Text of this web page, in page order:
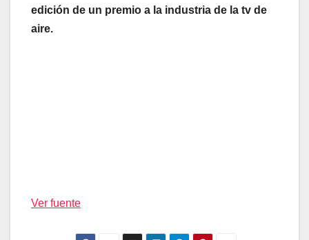
edición de un premio a la industria de la tv de
aire.
Ver fuente